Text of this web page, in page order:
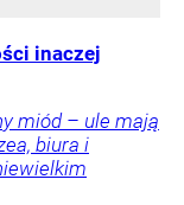
inaczej
miód – ule mają
biura i